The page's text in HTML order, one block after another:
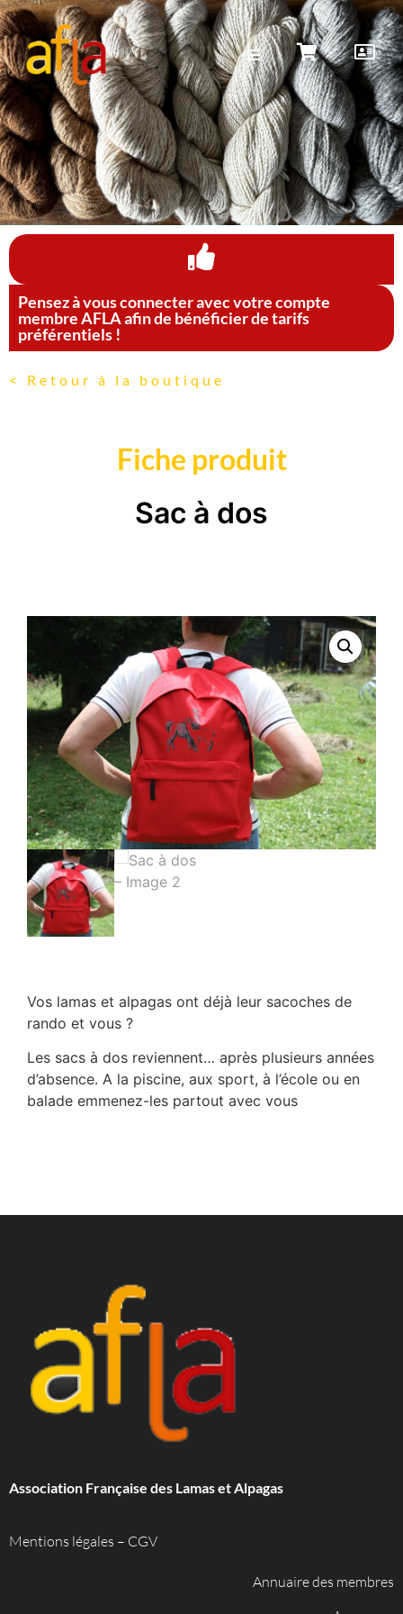
Pensez à vous connecter avec votre compte
membre AFLA afin de bénéficier de tarifs
préférentiels !
< Retour à la boutique
Fiche produit
Sac à dos
Vos lamas et alpagas ont déjà leur sacoches de
rando et vous ?
Les sacs à dos reviennent… après plusieurs années
d’absence. A la piscine, aux sport, à l’école ou en
balade emmenez-les partout avec vous
Association Française des Lamas et Alpagas
Mentions légales – CGV
Annuaire des membres